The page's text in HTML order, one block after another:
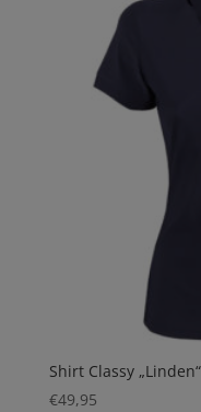
Shirt Classy „Linden“
€49,95